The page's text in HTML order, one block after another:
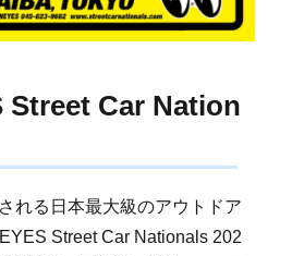
Street Car Nation
れる日本最大級のアウトドア
Street Car Nationals 202